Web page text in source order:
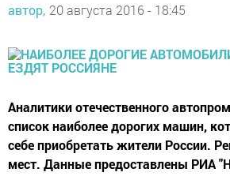
автор, 20 августа 2016 - 18:45
Аналитики отечественного
список наиболее дорогих машин,
себе приобретать жители России.
мест. Данные предоставлены РИА